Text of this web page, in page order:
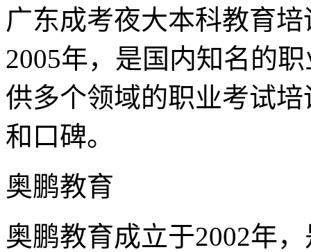
广东成考夜大本科教育
2005年，是国内知名的
供多个领域的职业考试
和口碑。
奥鹏教育
奥鹏教育成立于2002年